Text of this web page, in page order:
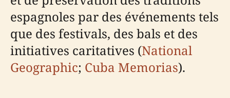
espagnoles par des événements tels
que des festivals, des bals et des
initiatives caritatives (National
Geographic; Cuba Memorias).